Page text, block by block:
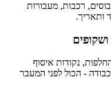
רכבות, מעבורות
ותאריך.
נקודות איסוף
- הכול לפני המעבר